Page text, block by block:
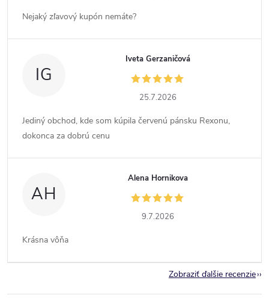
Nejaký zľavový kupón nemáte?
IG
Iveta Gerzaničová
25.7.2026
Jediný obchod, kde som kúpila červenú pánsku Rexonu,
dokonca za dobrú cenu
AH
Alena Hornikova
9.7.2026
Krásna vôňa
Zobraziť ďalšie recenzie